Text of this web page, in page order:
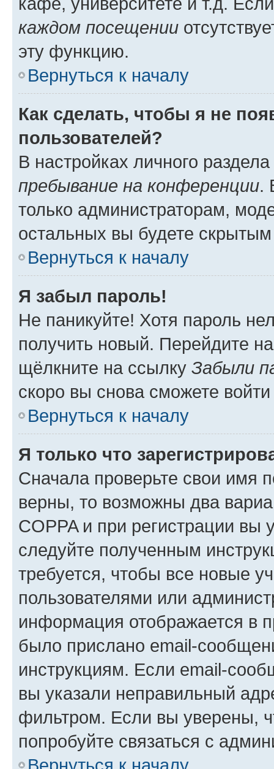
каждом посещении
эту функцию.
Вернуться к началу
Как сделать, чтобы я не
пользователей?
В настройках личного
пребывание на конференции.
только администраторам,
остальных вы будете
Вернуться к началу
Я забыл пароль!
Не паникуйте! Хотя пароль
получить новый. Перейдите
щёлкните на ссылку Забыли
скоро вы снова сможете
Вернуться к началу
Я только что
Сначала проверьте свои имя
верны, то возможны два
COPPA и при регистрации вы
следуйте полученным
требуется, чтобы все новые
пользователями или
информация отображается в
было прислано email-
инструкциям. Если email-
вы указали неправильный
фильтром. Если вы уверены,
попробуйте связаться с
Вернуться к началу